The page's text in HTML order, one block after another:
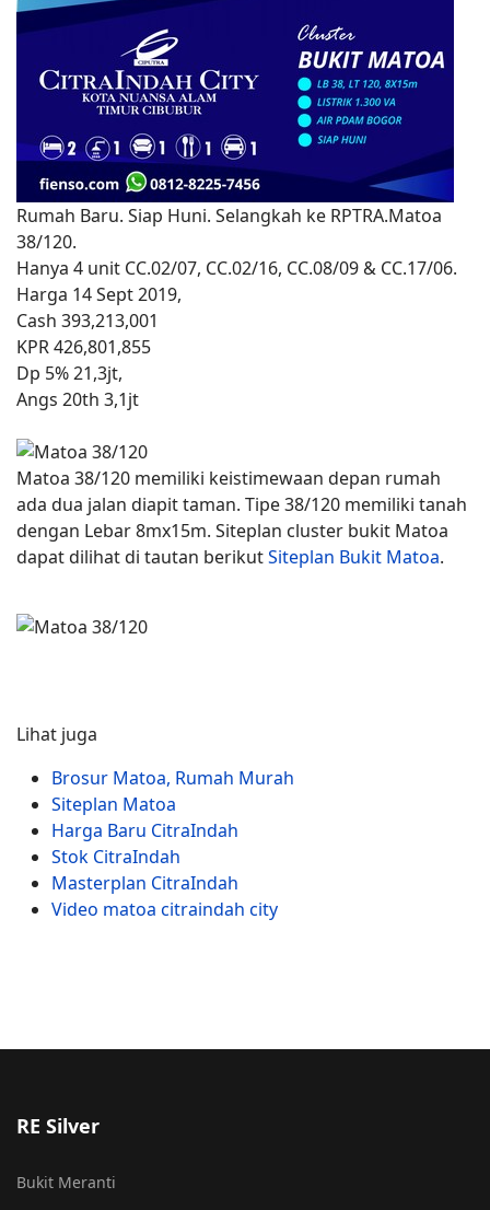
Rumah Baru. Siap Huni. Selangkah ke RPTRA.Matoa
38/120.
Hanya 4 unit CC.02/07, CC.02/16, CC.08/09 & CC.17/06.
Harga 14 Sept 2019,
Cash 393,213,001
KPR 426,801,855
Dp 5% 21,3jt,
Angs 20th 3,1jt
Matoa 38/120 memiliki keistimewaan depan rumah
ada dua jalan diapit taman. Tipe 38/120 memiliki tanah
dengan Lebar 8mx15m. Siteplan cluster bukit Matoa
dapat dilihat di tautan berikutSiteplan Bukit Matoa.
Lihat juga
Brosur Matoa, Rumah Murah
Siteplan Matoa
Harga Baru CitraIndah
Stok CitraIndah
Masterplan CitraIndah
Video matoa citraindah city
RE Silver
Bukit Meranti